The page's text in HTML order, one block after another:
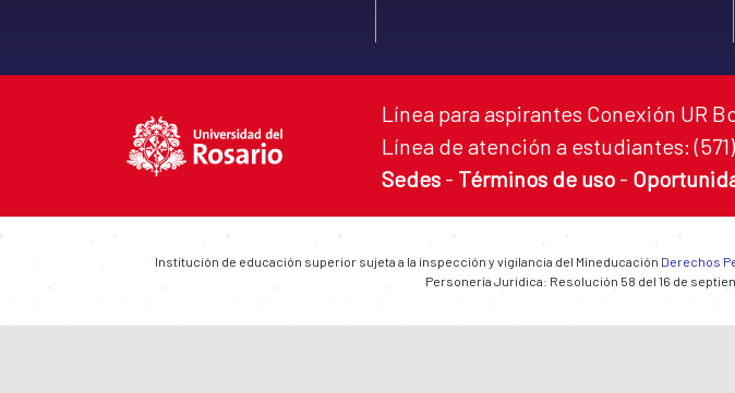
Línea para aspirantes Conexión UR
Línea de atención a estudiantes:
Sedes - Términos de uso -
Institución de educación superior sujeta a la inspección y vigilancia del Mineducación Derechos
Personería Jurídica: Resolución 58 del 16 de